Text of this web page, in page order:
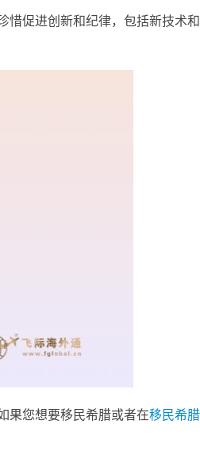
惜促进创新和纪律，包括新技术
果您想要移民希腊或者在移民希腊